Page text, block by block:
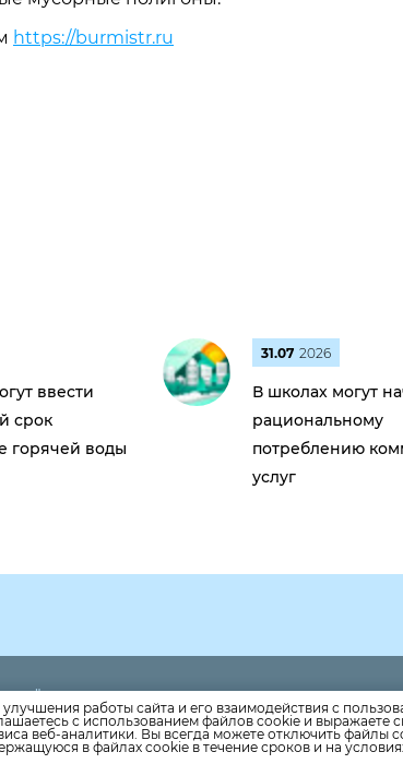
https://burmistr.ru
ввести
срок
горячей воды
31.07 2026
В школах могут
рациональному
потреблению
услуг
visota-ooo@yandex.ru
работы сайта и его взаимодействия с
с использованием файлов cookie и выражаете
веб-аналитики. Вы всегда можете отключить файлы
в файлах cookie в течение сроков и на